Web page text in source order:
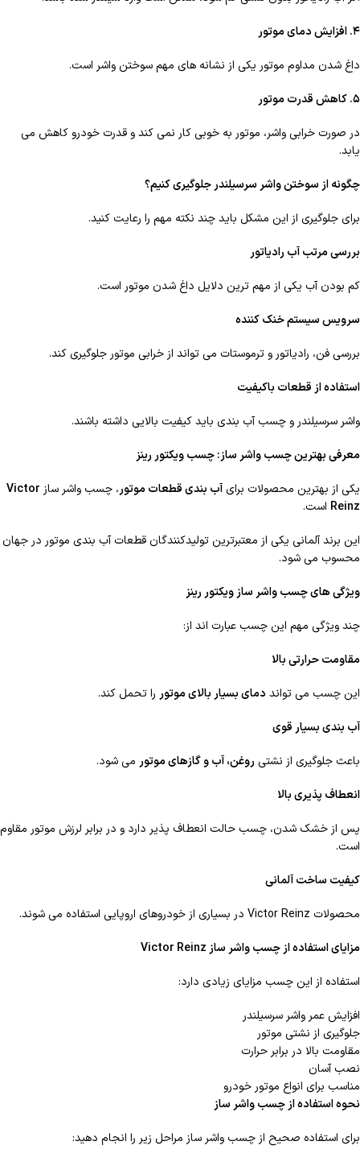
۴. افزایش دمای موتور
داغ شدن مداوم موتور یکی از نشانه های مهم سوختن واشر است.
۵. کاهش قدرت موتور
در صورت خرابی واشر، موتور به خوبی کار نمی کند و قدرت خودرو کاهش می
یابد.
چگونه از سوختن واشر سرسیلندر جلوگیری کنیم؟
برای جلوگیری از این مشکل باید چند نکته مهم را رعایت کنید.
بررسی مرتب آب رادیاتور
کم بودن آب یکی از مهم ترین دلایل داغ شدن موتور است.
سرویس سیستم خنک کننده
بررسی فن، رادیاتور و ترموستات می تواند از خرابی موتور جلوگیری کند.
استفاده از قطعات باکیفیت
واشر سرسیلندر و چسب آب بندی باید کیفیت بالایی داشته باشند.
معرفی بهترین چسب واشر ساز: چسب ویکتور رینز
یکی از بهترین محصولات برایآب بندی قطعات موتور، چسب واشر ساز Victor
Reinz است.
این برند آلمانی یکی از معتبرترین تولیدکنندگان قطعات آب بندی موتور در جهان
محسوب می شود.
ویژگی های چسب واشر ساز ویکتور رینز
چند ویژگی مهم این چسب عبارت اند از:
مقاومت حرارتی بالا
این چسب می تواند دمای بسیار بالای موتور را تحمل کند.
آب بندی بسیار قوی
باعث جلوگیری از نشتی روغن، آب و گازهای موتور می شود.
انعطاف پذیری بالا
پس از خشک شدن، چسب حالت انعطاف پذیر دارد و در برابر لرزش موتور مقاوم
است.
کیفیت ساخت آلمانی
محصولات Victor Reinz در بسیاری از خودروهای اروپایی استفاده می شوند.
مزایای استفاده از چسب واشر ساز
استفاده از این چسب مزایای زیادی دارد:
افزایش عمر واشر سرسیلندر
جلوگیری از نشتی موتور
مقاومت بالا در برابر حرارت
نصب آسان
مناسب برای انواع موتور خودرو
نحوه استفاده از چسب واشر ساز
برای استفاده صحیح از چسب واشر ساز مراحل زیر را انجام دهید: